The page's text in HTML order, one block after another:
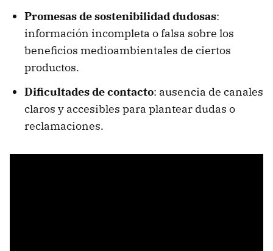
Promesas de sostenibilidad dudosas:
información incompleta o falsa sobre los
beneficios medioambientales de ciertos
productos.
Dificultades de contacto: ausencia de canales
claros y accesibles para plantear dudas o
reclamaciones.